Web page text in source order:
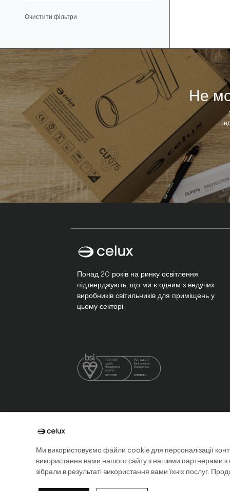
Очистити фільтри
Не
Понад 20 років на ринку освітлення
підтверджують, що ми є одним з ведучих
виробників світильників для приміщень у
цьому секторі.
Ми використовуємо файли cookie для персоналізації
використання вами нашого сайту з нашими партнерами з
зібрали в результаті використання вами їхніх послуг.